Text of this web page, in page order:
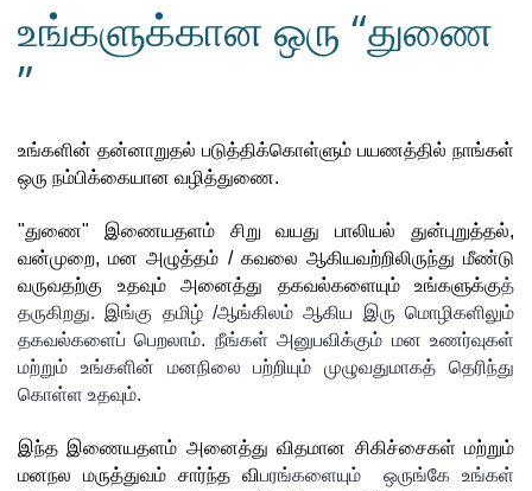
உங்களுக்கான ஒரு “துணை
”
உங்களின் தன்னாறுதல் படுத்திக்கொள்ளும் பயணத்தில் நாங்கள்
ஒரு நம்பிக்கையான வழித்துணை.
"துணை" இணையதளம் சிறு வயது பாலியல் துன்புறுத்தல்,
வன்முறை, மன அழுத்தம் / கவலை ஆகியவற்றிலிருந்து மீண்டு
வருவதற்கு உதவும் அனைத்து தகவல்களையும் உங்களுக்குத்
தருகிறது. இங்கு தமிழ் /ஆங்கிலம் ஆகிய இரு மொழிகளிலும்
தகவல்களைப் பெறலாம். நீங்கள் அனுபவிக்கும் மன உணர்வுகள்
மற்றும் உங்களின் மனநிலை பற்றியும் முழுவதுமாகத் தெரிந்து
கொள்ள உதவும்.
இந்த இணையதளம் அனைத்து விதமான சிகிச்சைகள் மற்றும்
மனநல மருத்துவம் சார்ந்த விபரங்களையும்  ஒருங்கே உங்கள்